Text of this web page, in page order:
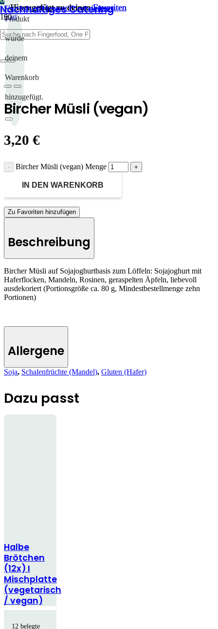
Skip to main contentSkip to footer
Nachhaltiges Catering
Produkt
wurde
deinem
Warenkorb
hinzugefügt.
Start
Snacks
/
/
Bircher Müsli (vegan)
3,20 €
Bircher Müsli (vegan) Menge
IN DEN WARENKORB
Zu Favoriten hinzufügen
Beschreibung
Bircher Müsli auf Sojajoghurtbasis zum Löffeln: Sojajoghurt mit
Haferflocken, Mandeln, Rosinen, geraspelten Äpfeln, liebevoll
ausdekoriert (Portionsgröße ca. 80 g, Mindestbestellmenge zehn
Portionen)
Allergene
Soja, Schalenfrüchte (Mandel), Gluten (Hafer)
Dazu passt
Hinzugefügt zu deinenFavoriten
Halbe
Brötchen
(12x) I
Mischplatte
(vegetarisch
/ vegan)
12 belegte
Hinzugefügt zu deinenFavoriten
Hinzugefügt zu deinenFavoriten
Hinzugefügt zu deinenFavoriten
Hinzugefügt zu deinenFavoriten